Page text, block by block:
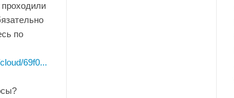
по
69f0...